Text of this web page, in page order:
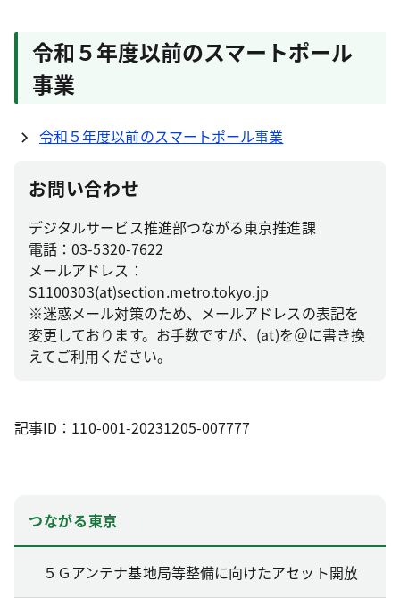
令和５年度以前のスマートポール
事業
令和５年度以前のスマートポール事業
お問い合わせ
デジタルサービス推進部つながる東京推進課
電話：03-5320-7622
メールアドレス：
S1100303(at)section.metro.tokyo.jp
※迷惑メール対策のため、メールアドレスの表記を
変更しております。お手数ですが、(at)を＠に書き換
えてご利用ください。
記事ID：110-001-20231205-007777
つながる東京
５Ｇアンテナ基地局等整備に向けたアセット開放